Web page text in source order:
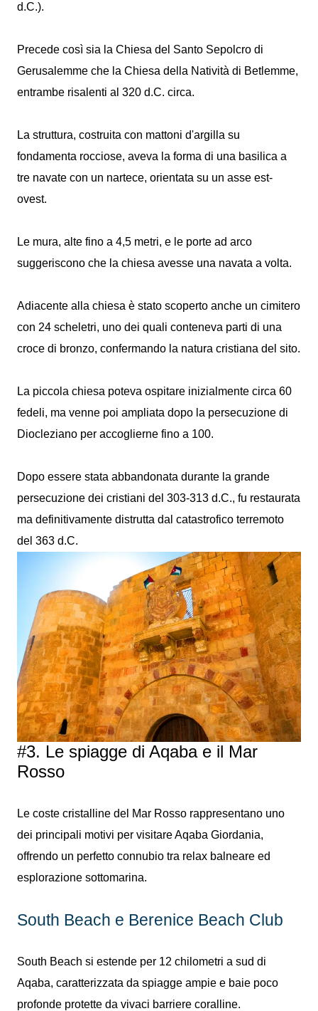
d.C.).
Precede così sia la Chiesa del Santo Sepolcro di
Gerusalemme che la Chiesa della Natività di Betlemme,
entrambe risalenti al 320 d.C. circa.
La struttura, costruita con mattoni d'argilla su
fondamenta rocciose, aveva la forma di una basilica a
tre navate con un nartece, orientata su un asse est-
ovest.
Le mura, alte fino a 4,5 metri, e le porte ad arco
suggeriscono che la chiesa avesse una navata a volta.
Adiacente alla chiesa è stato scoperto anche un cimitero
con 24 scheletri, uno dei quali conteneva parti di una
croce di bronzo, confermando la natura cristiana del sito.
La piccola chiesa poteva ospitare inizialmente circa 60
fedeli, ma venne poi ampliata dopo la persecuzione di
Diocleziano per accoglierne fino a 100.
Dopo essere stata abbandonata durante la grande
persecuzione dei cristiani del 303-313 d.C., fu restaurata
ma definitivamente distrutta dal catastrofico terremoto
del 363 d.C.
#3. Le spiagge di Aqaba e il Mar
Rosso
Le coste cristalline del Mar Rosso rappresentano uno
dei principali motivi per visitare Aqaba Giordania,
offrendo un perfetto connubio tra relax balneare ed
esplorazione sottomarina.
South Beach e Berenice Beach Club
South Beach si estende per 12 chilometri a sud di
Aqaba, caratterizzata da spiagge ampie e baie poco
profonde protette da vivaci barriere coralline.